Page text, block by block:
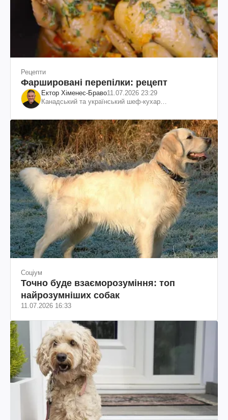
Рецепти
Фаршировані перепілки: рецепт
Ектор Хіменес-Браво11.07.2026 23:29
Канадський та український шеф-кухар
Соціум
Точно буде взаєморозуміння: топ
найрозумніших собак
11.07.2026 16:33